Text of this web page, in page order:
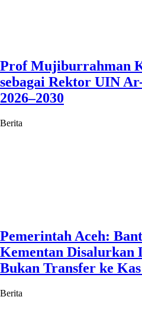
Prof Mujiburrahman
sebagai Rektor UIN
2026–2030
Berita
Pemerintah Aceh:
Kementan Disalurkan
Bukan Transfer ke
Berita